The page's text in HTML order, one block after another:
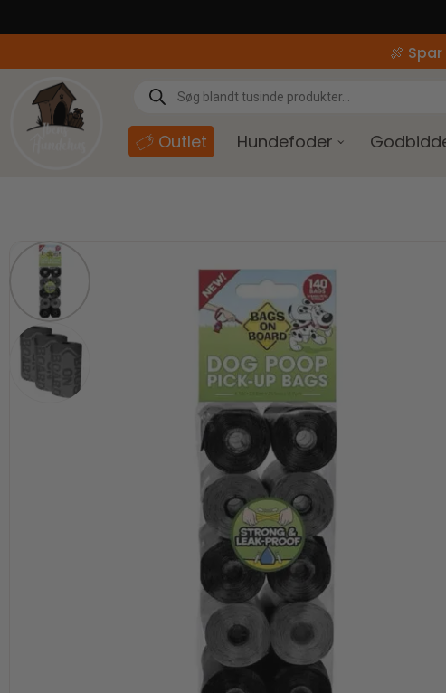
🍖
Outlet Hundefoder